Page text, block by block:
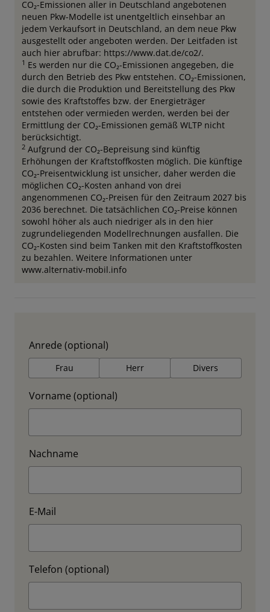
CO₂-Emissionen aller in Deutschland angebotenen
neuen Pkw-Modelle ist unentgeltlich einsehbar an
jedem Verkaufsort in Deutschland, an dem neue Pkw
ausgestellt oder angeboten werden. Der Leitfaden ist
auch hier abrufbar: https://www.dat.de/co2/.
1 Es werden nur die CO₂-Emissionen angegeben, die
durch den Betrieb des Pkw entstehen. CO₂-Emissionen,
die durch die Produktion und Bereitstellung des Pkw
sowie des Kraftstoffes bzw. der Energieträger
entstehen oder vermieden werden, werden bei der
Ermittlung der CO₂-Emissionen gemäß WLTP nicht
berücksichtigt.
2 Aufgrund der CO₂-Bepreisung sind künftig
Erhöhungen der Kraftstoffkosten möglich. Die künftige
CO₂-Preisentwicklung ist unsicher, daher werden die
möglichen CO₂-Kosten anhand von drei
angenommenen CO₂-Preisen für den Zeitraum 2027 bis
2036 berechnet. Die tatsächlichen CO₂-Preise können
sowohl höher als auch niedriger als in den hier
zugrundeliegenden Modellrechnungen ausfallen. Die
CO₂-Kosten sind beim Tanken mit den Kraftstoffkosten
zu bezahlen. Weitere Informationen unter
www.alternativ-mobil.info
Anrede (optional)
Frau Herr Divers
Vorname (optional)
Nachname
E-Mail
Telefon (optional)